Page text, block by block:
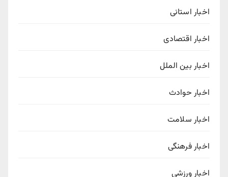
اخبار استانی
اخبار اقتصادی
اخبار بین الملل
اخبار حوادث
اخبار سلامت
اخبار فرهنگی
اخبار ورزشی